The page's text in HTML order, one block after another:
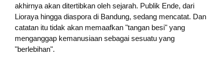
akhirnya akan ditertibkan oleh sejarah. Publik Ende, dari
Lioraya hingga diaspora di Bandung, sedang mencatat. Dan
catatan itu tidak akan memaafkan "tangan besi" yang
menganggap kemanusiaan sebagai sesuatu yang
"berlebihan".